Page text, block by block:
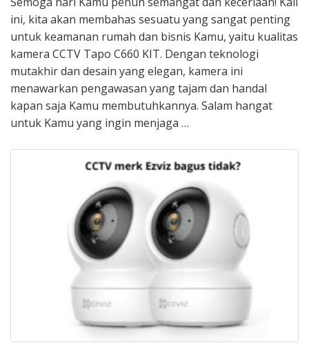
ini, kita akan membahas sesuatu yang sangat penting
untuk keamanan rumah dan bisnis Kamu, yaitu kualitas
kamera CCTV Tapo C660 KIT. Dengan teknologi
mutakhir dan desain yang elegan, kamera ini
menawarkan pengawasan yang tajam dan handal
kapan saja Kamu membutuhkannya. Salam hangat
untuk Kamu yang ingin menjaga …